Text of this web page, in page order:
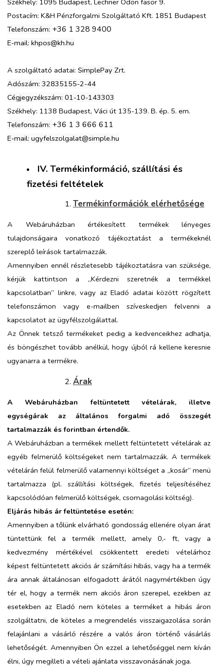
Postacím: K&H Pénzforgalmi Szolgáltató Kft. 1851 Budapest
Telefonszám: +36 1 328 9400
E-mail: khpos@kh.hu
A szolgáltató adatai: SimplePay Zrt.
Adószám: 32835155-2-44
Cégjegyzékszám: 01-10-143303
Székhely: 1138 Budapest, Váci út 135-139. B. ép. 5. em.
Telefonszám: +36 1 3 666 611
E-mail: ugyfelszolgalat@simple.hu
IV. Termékinformáció, szállítási és
fizetési feltételek
Termékinformációk elérhetősége
A Webáruházban értékesített termékek lényeges
tulajdonságaira vonatkozó tájékoztatást a termékeknél
szereplő leírások tartalmazzák.
Amennyiben ennél részletesebb tájékoztatásra van szüksége,
kérjük kattintson a „Kérdezni szeretnék a termékkel
kapcsolatban” linkre, vagy az Eladó adatai között rögzített
telefonszámon vagy e-mailben szíveskedjen felvenni a
kapcsolatot az ügyfélszolgálattal.
Az Önnek tetsző termékeket pedig a kedvenceikhez adhatja,
és böngészhet tovább anélkül, hogy újból rá kellene keresnie
ugyanarra a termékre.
Árak
A Webáruházban feltüntetett vételárak, illetve
egységárak az általános forgalmi adó összegét
tartalmazzák és forintban értendők.
A Webáruházban a termékek mellett feltüntetett vételárak az
egyéb felmerülő költségeket nem tartalmazzák. A termékek
vételárán felül felmerülő valamennyi költséget a „kosár” menü
tartalmazza (pl. szállítási költségek, fizetés teljesítéséhez
kapcsolódóan felmerülő költségek, csomagolási költség).
Eljárás hibás ár feltüntetése esetén:
Amennyiben a tőlünk elvárható gondosság ellenére olyan árat
tüntettünk fel a termék mellett, amely 0,- ft, vagy a
kedvezmény mértékével csökkentett eredeti vételárhoz
képest feltüntetett akciós ár számítási hibás, vagy ha a termék
ára annak általánosan elfogadott árától nagymértékben úgy
tér el, hogy a termék nem akciós áron szerepel, ezekben az
esetekben az Eladó nem köteles a terméket a hibás áron
szolgáltatni, de köteles a megrendelés visszaigazolása során
felajánlani a vásárló részére a valós áron történő vásárlás
lehetőségét. Amennyiben Ön ezzel a lehetőséggel nem kíván
élni, úgy megilleti a vételi ajánlata visszavonásának joga.